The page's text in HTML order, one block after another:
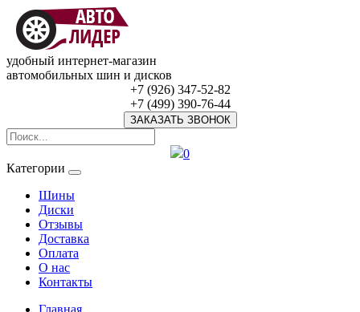
удобный интернет-магазин
автомобильных шин и дисков
+7 (926) 347-52-82
+7 (499) 390-76-44
ЗАКАЗАТЬ ЗВОНОК
0
Категории
Шины
Диски
Отзывы
Доставка
Оплата
О нас
Контакты
Главная